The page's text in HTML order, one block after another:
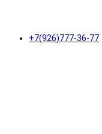
+7(926)777-36-77